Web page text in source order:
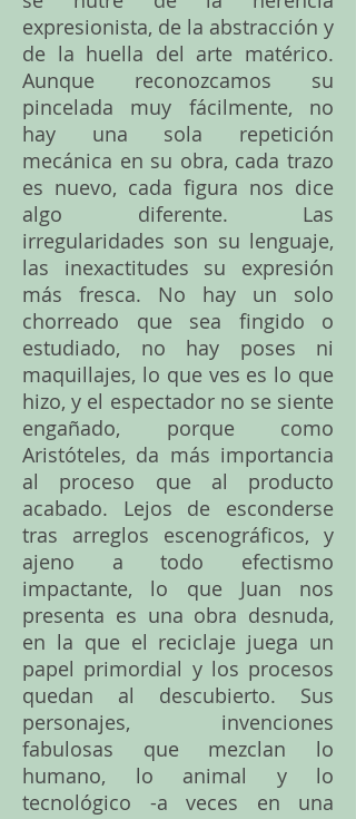
expresionista, de la abstracción y
de la huella del arte matérico.
Aunque reconozcamos su
pincelada muy fácilmente, no
hay una sola repetición
mecánica en su obra, cada trazo
es nuevo, cada figura nos dice
algo diferente. Las
irregularidades son su lenguaje,
las inexactitudes su expresión
más fresca. No hay un solo
chorreado que sea fingido o
estudiado, no hay poses ni
maquillajes, lo que ves es lo que
hizo, y el espectador no se siente
engañado, porque como
Aristóteles, da más importancia
al proceso que al producto
acabado. Lejos de esconderse
tras arreglos escenográficos, y
ajeno a todo efectismo
impactante, lo que Juan nos
presenta es una obra desnuda,
en la que el reciclaje juega un
papel primordial y los procesos
quedan al descubierto. Sus
personajes, invenciones
fabulosas que mezclan lo
humano, lo animal y lo
tecnológico -a veces en una